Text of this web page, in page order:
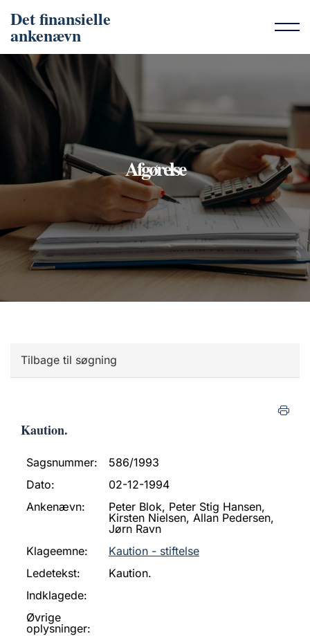
Det finansielle
ankenævn
Afgørelse
Tilbage til søgning
Kaution.
Sagsnummer:
586/1993
Dato:
02-12-1994
Ankenævn:
Peter Blok, Peter Stig Hansen,
Kirsten Nielsen, Allan Pedersen,
Jørn Ravn
Klageemne:
Kaution - stiftelse
Ledetekst:
Kaution.
Indklagede:
Øvrige
oplysninger: